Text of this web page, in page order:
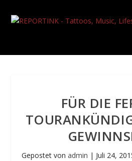
FÜR DIE
Gepostet von admin | Juli 24,